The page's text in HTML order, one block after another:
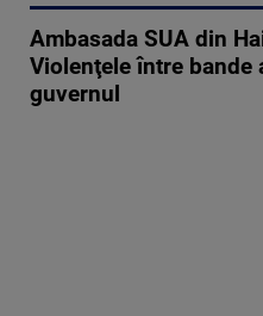
Ambasada SUA din
Violenţele între bande
guvernul